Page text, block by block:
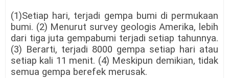
(1)Setiap hari, terjadi gempa bumi di permukaan
bumi. (2) Menurut survey geologis Amerika, lebih
dari tiga juta gempabumi terjadi setiap tahunnya.
(3) Berarti, terjadi 8000 gempa setiap hari atau
setiap kali 11 menit. (4) Meskipun demikian, tidak
semua gempa berefek merusak.